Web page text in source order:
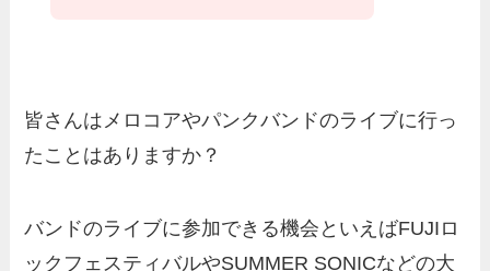
皆さんはメロコアやパンクバンドのライブに行っ
たことはありますか？
バンドのライブに参加できる機会といえばFUJIロ
ックフェスティバルやSUMMER SONICなどの大